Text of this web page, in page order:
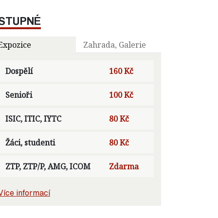
Zahrada, Galerie
Dospělí 160 Kč
Senioři 100 Kč
ISIC, ITIC, IYTC 80 Kč
Žáci, studenti 80 Kč
ZTP, ZTP/P, AMG, ICOM Zdarma
informací